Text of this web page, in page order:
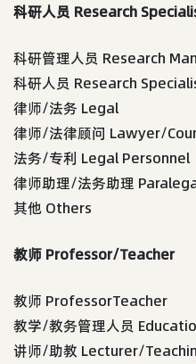
科研人员 Research
科研管理人员 Research
科研人员 Research
律师/法务 Legal
律师/法律顾问 Lawyer/
法务/专利 Legal Personnel
律师助理/法务助理
其他 Others
教师 Professor/Teacher
教师 ProfessorTeacher
教学/教务管理人员
讲师/助教 Lecturer/